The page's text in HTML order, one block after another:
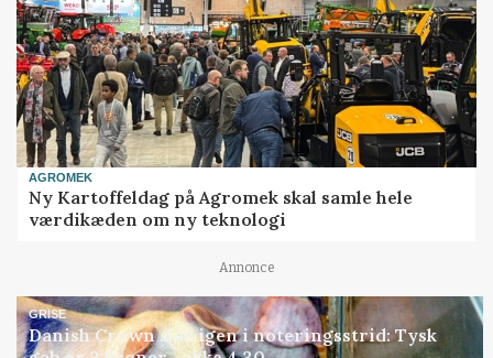
AGROMEK
Ny Kartoffeldag på Agromek skal samle hele
værdikæden om ny teknologi
Annonce
GRISE
Danish Crown slår igen i noteringsstrid: Tysk